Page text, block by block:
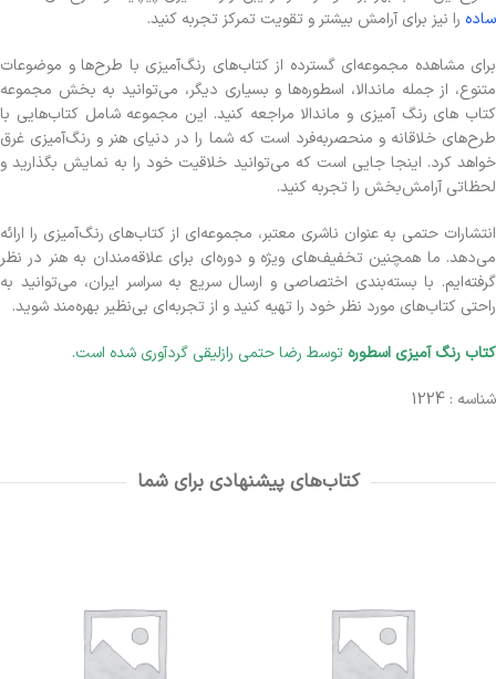
ساده را نیز برای آرامش بیشتر و تقویت تمرکز تجربه کنید.
برای مشاهده مجموعه‌ای گسترده از کتاب‌های رنگ‌آمیزی با طرح‌ها و موضوعات
متنوع، از جمله ماندالا، اسطوره‌ها و بسیاری دیگر، می‌توانید به بخش مجموعه
کتاب های رنگ آمیزی و ماندالا مراجعه کنید. این مجموعه شامل کتاب‌هایی با
طرح‌های خلاقانه و منحصربه‌فرد است که شما را در دنیای هنر و رنگ‌آمیزی غرق
خواهد کرد. اینجا جایی است که می‌توانید خلاقیت خود را به نمایش بگذارید و
لحظاتی آرامش‌بخش را تجربه کنید.
انتشارات حتمی به عنوان ناشری معتبر، مجموعه‌ای از کتاب‌های رنگ‌آمیزی را ارائه
می‌دهد. ما همچنین تخفیف‌های ویژه و دوره‌ای برای علاقه‌مندان به هنر در نظر
گرفته‌ایم. با بسته‌بندی اختصاصی و ارسال سریع به سراسر ایران، می‌توانید به
راحتی کتاب‌های مورد نظر خود را تهیه کنید و از تجربه‌ای بی‌نظیر بهره‌مند شوید.
کتاب رنگ آمیزی اسطوره توسط رضا حتمی رازلیقی گردآوری شده است.
شناسه : 1224
کتاب‌های پیشنهادی برای شما